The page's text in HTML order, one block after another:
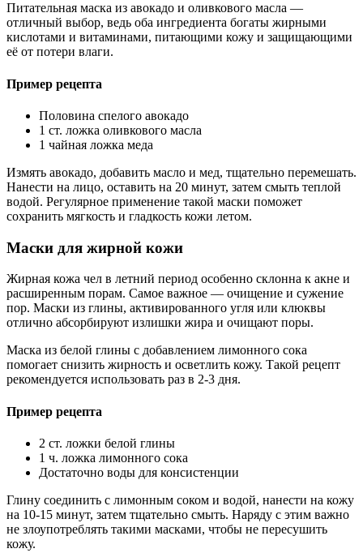
Питательная маска из авокадо и оливкового масла —
отличный выбор, ведь оба ингредиента богаты жирными
кислотами и витаминами, питающими кожу и защищающими
её от потери влаги.
Пример рецепта
Половина спелого авокадо
1 ст. ложка оливкового масла
1 чайная ложка меда
Измять авокадо, добавить масло и мед, тщательно перемешать.
Нанести на лицо, оставить на 20 минут, затем смыть теплой
водой. Регулярное применение такой маски поможет
сохранить мягкость и гладкость кожи летом.
Маски для жирной кожи
Жирная кожа чел в летний период особенно склонна к акне и
расширенным порам. Самое важное — очищение и сужение
пор. Маски из глины, активированного угля или клюквы
отлично абсорбируют излишки жира и очищают поры.
Маска из белой глины с добавлением лимонного сока
помогает снизить жирность и осветлить кожу. Такой рецепт
рекомендуется использовать раз в 2-3 дня.
Пример рецепта
2 ст. ложки белой глины
1 ч. ложка лимонного сока
Достаточно воды для консистенции
Глину соединить с лимонным соком и водой, нанести на кожу
на 10-15 минут, затем тщательно смыть. Наряду с этим важно
не злоупотреблять такими масками, чтобы не пересушить
кожу.